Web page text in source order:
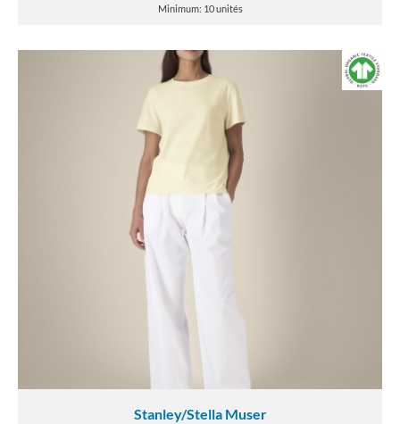
Minimum: 10 unités
Stanley/Stella Muser